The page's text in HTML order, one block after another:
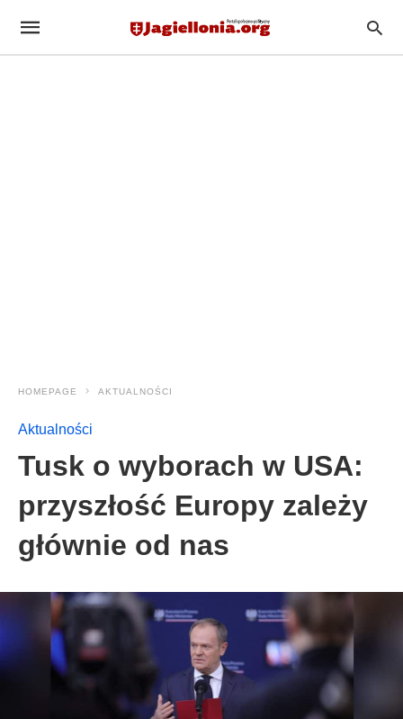
HOMEPAGE AKTUALNOŚCI
Aktualności
Tusk o wyborach w USA:
przyszłość Europy zależy
głównie od nas